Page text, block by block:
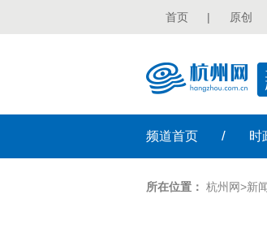
首页 | 原创
频道首页 / 时
所在位置： 杭州网>新